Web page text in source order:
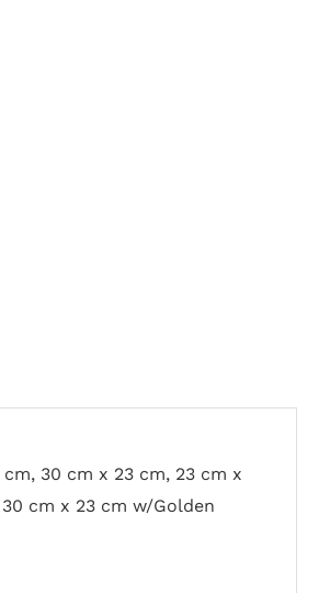
30 cm x 23 cm, 23 cm x
cm x 23 cm w/Golden